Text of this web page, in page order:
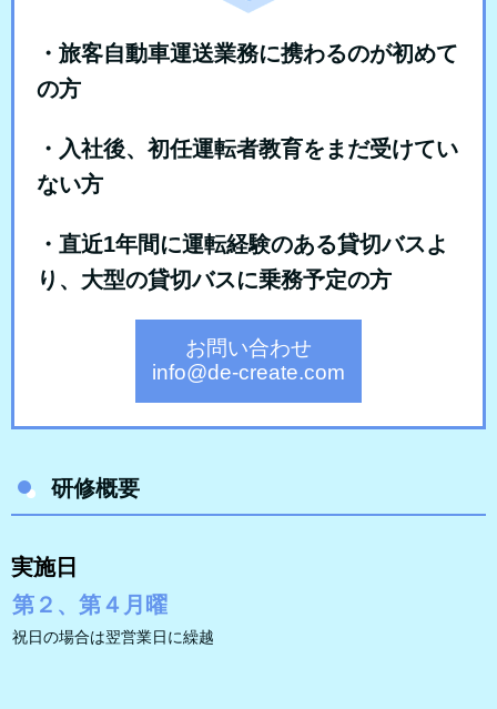
・旅客自動車運送業務に携わるのが初めて
の方
・入社後、初任運転者教育をまだ受けてい
ない方
・直近1年間に運転経験のある貸切バスよ
り、大型の貸切バスに乗務予定の方
お問い合わせ
info@de-create.com
研修概要
実施日
第２、第４月曜
祝日の場合は翌営業日に繰越